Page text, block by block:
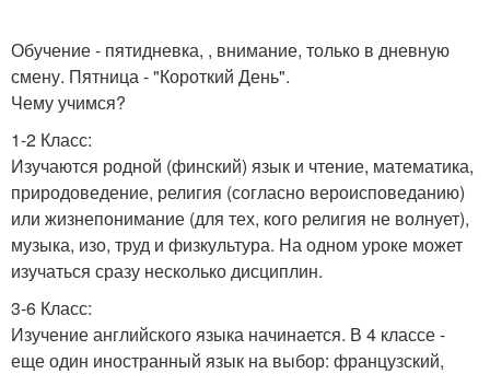
Обучение - пятидневка, , внимание, только в дневную
смену. Пятница - "Короткий День".
Чему учимся?
1-2 Класс:
Изучаются родной (финский) язык и чтение, математика,
природоведение, религия (согласно вероисповеданию)
или жизнепонимание (для тех, кого религия не волнует),
музыка, изо, труд и физкультура. На одном уроке может
изучаться сразу несколько дисциплин.
3-6 Класс:
Изучение английского языка начинается. В 4 классе -
еще один иностранный язык на выбор: французский,